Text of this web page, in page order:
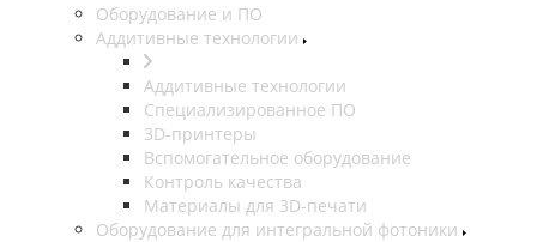
Оборудование и ПО
Аддитивные технологии
Аддитивные технологии
Специализированное ПО
3D-принтеры
Вспомогательное оборудование
Контроль качества
Материалы для 3D-печати
Оборудование для интегральной фотоники